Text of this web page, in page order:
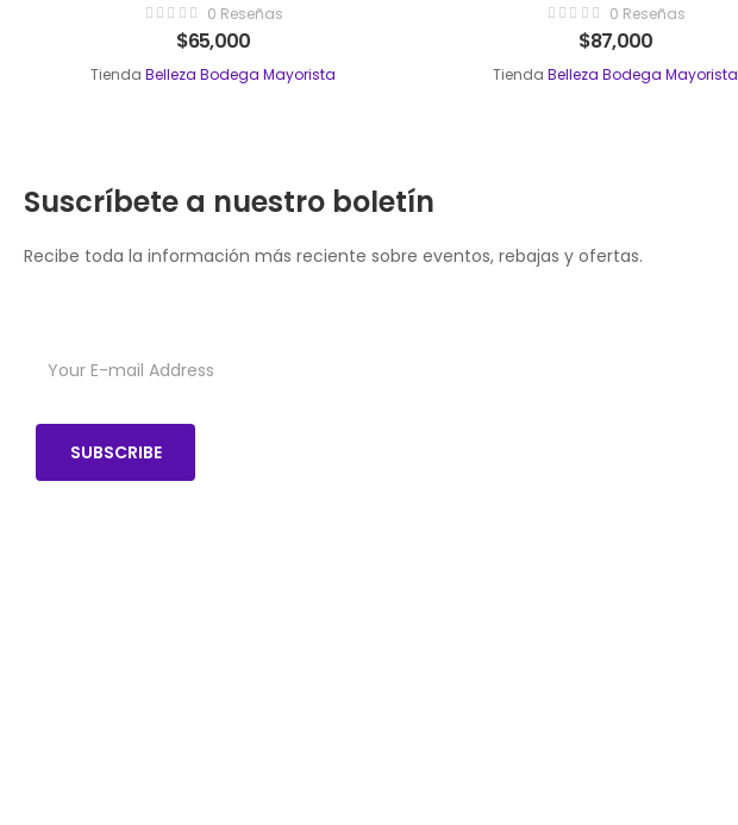
0 Reseñas
$65,000
Tienda Belleza Bodega Mayorista
0 Reseñas
$87,000
Tienda Belleza Bodega Mayorista
Suscríbete a nuestro boletín
Recibe toda la información más reciente sobre eventos, rebajas y ofertas.
SUBSCRIBE